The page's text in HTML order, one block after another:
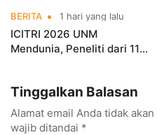
BERITA 1 hari yang lalu
ICITRI 2026 UNM
Mendunia, Peneliti dari 11
Tinggalkan Balasan
Alamat email Anda tidak
wajib ditandai *